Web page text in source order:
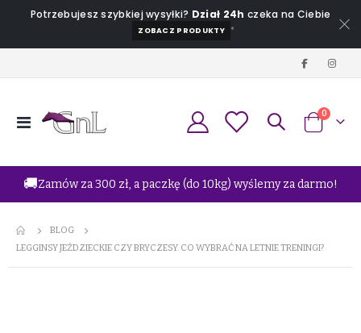
Potrzebujesz szybkiej wysyłki? Dział 24h czeka na Ciebie
ZOBACZ PRODUKTY *
Przełącznik
Koszyk
0
🚚Zamów za 300 zł, a paczkę (do 10kg) wyślemy za darmo!
BLOG
LEGGINSY JEŹDZIECKIE CZY BRYCZESY. CO WYBRAĆ NA LETNIE TRENINGI?